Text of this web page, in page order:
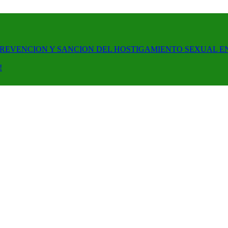
Y SANCION DEL HOSTIGAMIENTO SEXUAL